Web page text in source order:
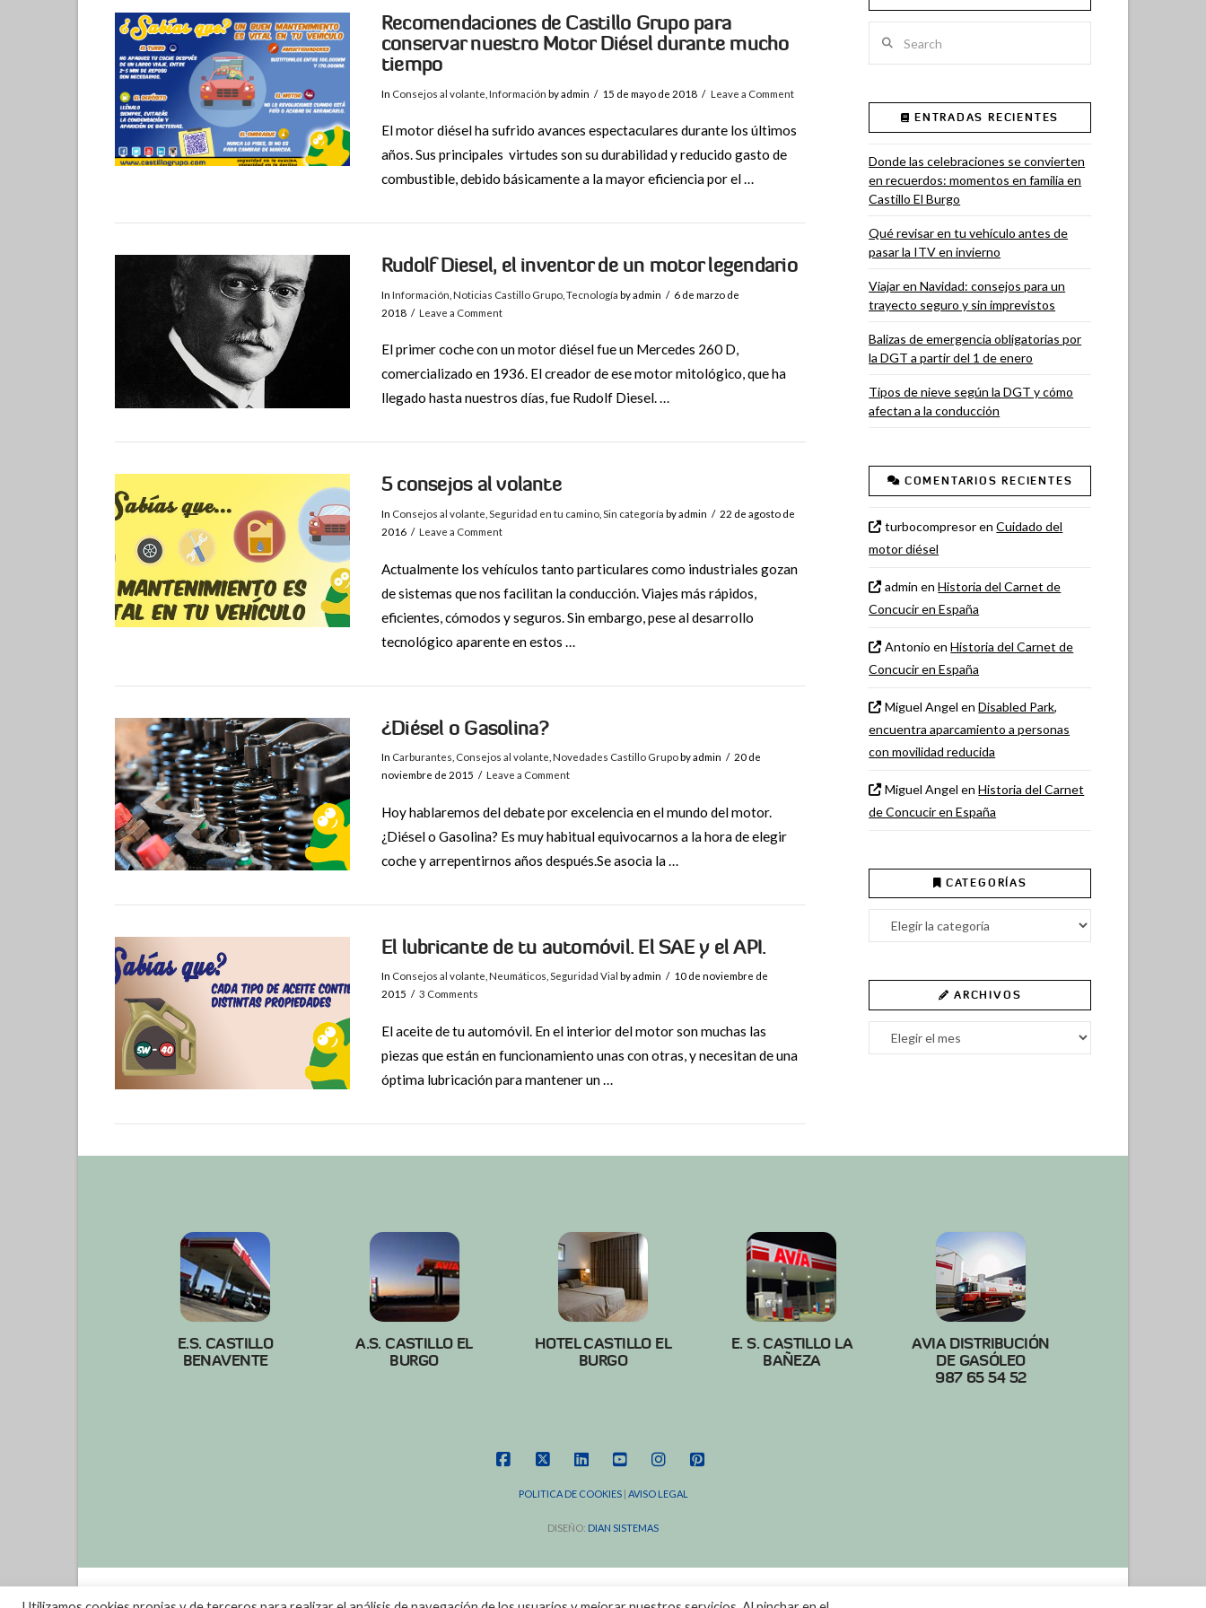
VIEW POST
Recomendaciones de Castillo Grupo para
conservar nuestro Motor Diésel durante mucho
tiempo
In Consejos al volante Información by admin 15 de mayo de 2018 Leave a Comment
El motor diésel ha sufrido avances espectaculares durante los últimos
años. Sus principales virtudes son su durabilidad y reducido gasto de
combustible, debido básicamente a la mayor eficiencia por el …
Rudolf Diesel, el inventor de un motor legendario
In Información Noticias Castillo Grupo, Tecnología by admin
6 de marzo de
2018
Leave a Comment
El primer coche con un motor diésel fue un Mercedes 260 D,
comercializado en 1936. El creador de ese motor mitológico, que ha
llegado hasta nuestros días, fue Rudolf Diesel. …
VIEW POST
5 consejos al volante
In Consejos al volante Seguridad en tu camino, Sin categoría by admin
22 de agosto de
2016
Leave a Comment
Actualmente los vehículos tanto particulares como industriales gozan
de sistemas que nos facilitan la conducción. Viajes más rápidos,
eficientes, cómodos y seguros. Sin embargo, pese al desarrollo
tecnológico aparente en estos …
¿Diésel o Gasolina?
In Carburantes Consejos al volante Novedades Castillo Grupoby admin
20 de
noviembre de 2015
Leave a Comment
Hoy hablaremos del debate por excelencia en el mundo del motor.
¿Diésel o Gasolina? Es muy habitual equivocarnos a la hora de elegir
coche y arrepentirnos años después.Se asocia la …
VIEW POST
El lubricante de tu automóvil. El SAE y el API.
In Consejos al volante Neumáticos Seguridad Vial by admin
10 de noviembre de
2015
3 Comments
El aceite de tu automóvil. En el interior del motor son muchas las
piezas que están en funcionamiento unas con otras, y necesitan de una
óptima lubricación para mantener un …
ENTRADAS RECIENTES
Donde las celebraciones se convierten
en recuerdos: momentos en familia en
Castillo El Burgo
Qué revisar en tu vehículo antes de
pasar la ITV en invierno
Viajar en Navidad: consejos para un
trayecto seguro y sin imprevistos
Balizas de emergencia obligatorias por
la DGT a partir del 1 de enero
Tipos de nieve según la DGT y cómo
afectan a la conducción
COMENTARIOS RECIENTES
turbocompresorenCuidado del
motor diésel
admin enHistoria del Carnet de
Concucir en España
Antonio enHistoria del Carnet de
Concucir en España
Miguel Angel enDisabled Park,
encuentra aparcamiento a personas
con movilidad reducida
Miguel Angel enHistoria del Carnet
de Concucir en España
CATEGORÍAS
Categorías
ARCHIVOS
Archivos
E.S. CASTILLO
BENAVENTE
A.S. CASTILLO EL
BURGO
HOTEL CASTILLO EL
BURGO
E. S. CASTILLO LA
BAÑEZA
AVIA DISTRIBUCIÓN
DE GASÓLEO
987 65 54 52
POLITICA DE COOKIES| AVISO LEGAL
DISEÑO: DIAN SISTEMAS